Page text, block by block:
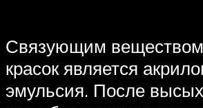
Связующим
красок является
эмульсия. После